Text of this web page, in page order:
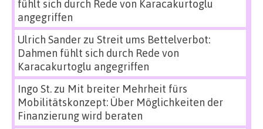
fühlt sich durch Rede von Karacakurtoglu
angegriffen
Ulrich Sanderzu Streit ums Bettelverbot:
Dahmen fühlt sich durch Rede von
Karacakurtoglu angegriffen
Ingo St.zu Mit breiter Mehrheit fürs
Mobilitätskonzept: Über Möglichkeiten der
Finanzierung wird beraten